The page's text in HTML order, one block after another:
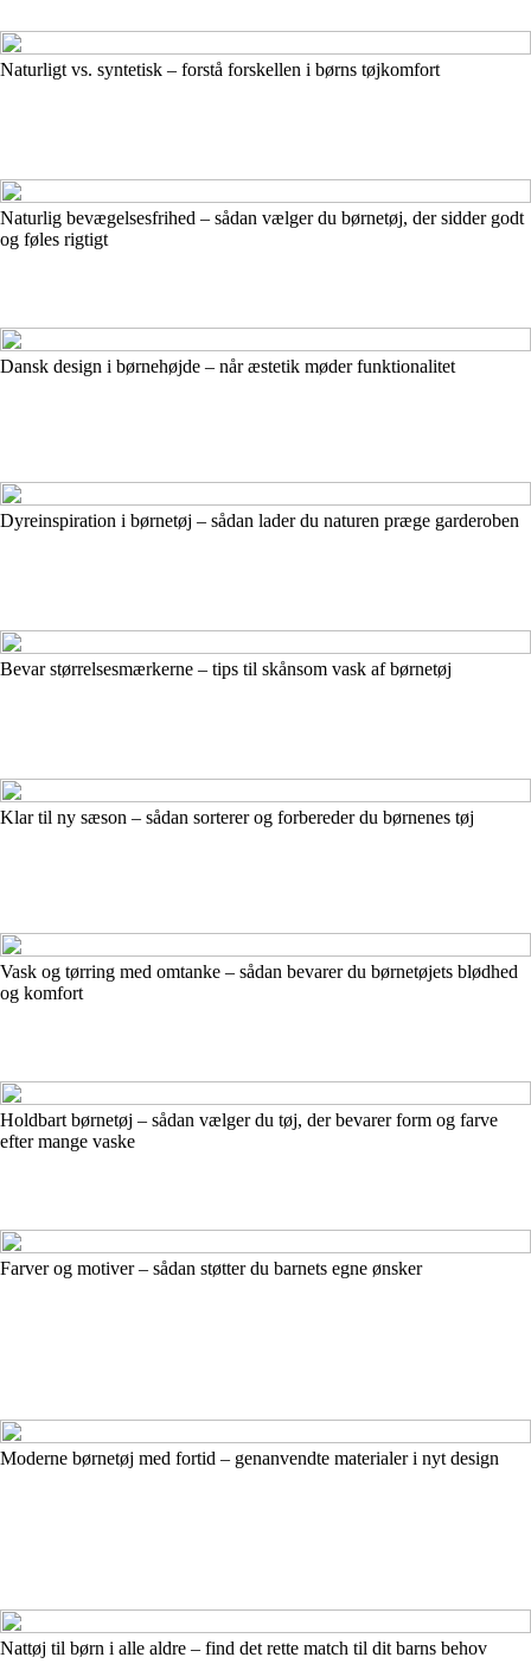
Naturligt vs. syntetisk – forstå forskellen i børns tøjkomfort
Naturlig bevægelsesfrihed – sådan vælger du børnetøj, der sidder godt
og føles rigtigt
Dansk design i børnehøjde – når æstetik møder funktionalitet
Dyreinspiration i børnetøj – sådan lader du naturen præge garderoben
Bevar størrelsesmærkerne – tips til skånsom vask af børnetøj
Klar til ny sæson – sådan sorterer og forbereder du børnenes tøj
Vask og tørring med omtanke – sådan bevarer du børnetøjets blødhed
og komfort
Holdbart børnetøj – sådan vælger du tøj, der bevarer form og farve
efter mange vaske
Farver og motiver – sådan støtter du barnets egne ønsker
Moderne børnetøj med fortid – genanvendte materialer i nyt design
Nattøj til børn i alle aldre – find det rette match til dit barns behov